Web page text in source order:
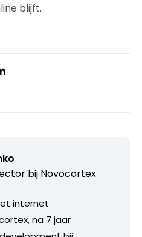
blijft.
bij Novocortex
internet
na 7 jaar